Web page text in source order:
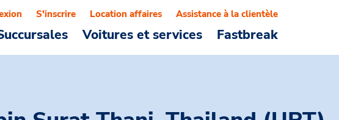
Voitures et services Fastbreak
S'inscrire Location affaires Assistance à la clientèle